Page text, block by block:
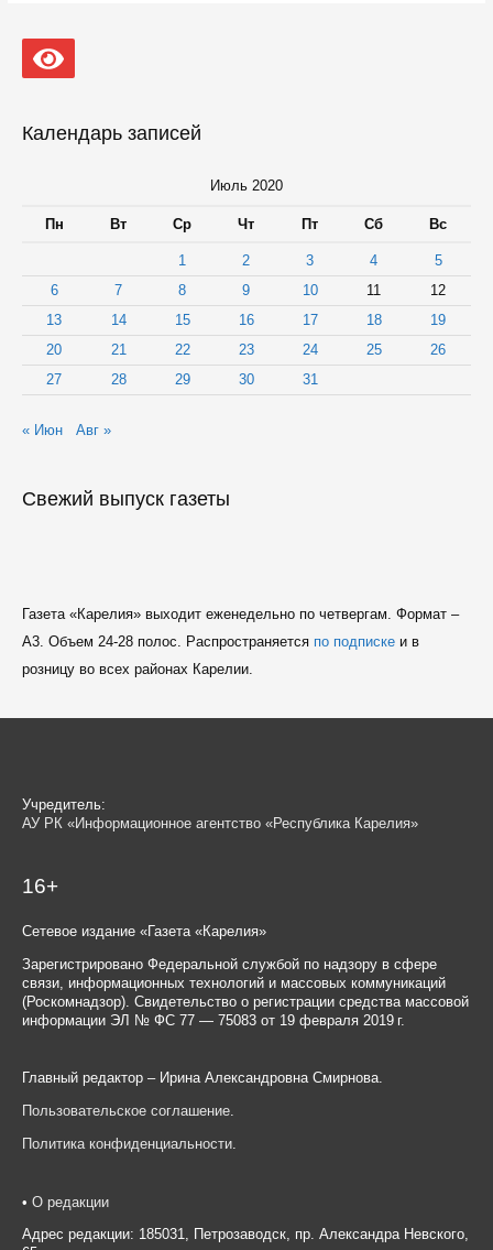
Календарь записей
Июль 2020
Пн Вт Ср Чт Пт Сб Вс
1 2 3 4
5
6
7 8 9 10 11
12
13
14 15 16 17 18
19
20
21 22 23 24 25
26
27
28 29 30 31
« Июн Авг »
Свежий выпуск газеты
Газета «Карелия» выходит еженедельно по четвергам. Формат –
A3. Объем 24-28 полос. Распространяется по подпискеи в
розницу во всех районах Карелии.
Учредитель:
АУ РК «Информационное агентство «Республика Карелия»
16+
Сетевое издание «Газета «Карелия»
Зарегистрировано Федеральной службой по надзору в сфере
связи, информационных технологий и массовых коммуникаций
(Роскомнадзор). Свидетельство о регистрации средства массовой
информации ЭЛ № ФС 77 — 75083 от 19 февраля 2019 г.
Главный редактор – Ирина Александровна Смирнова.
Пользовательское соглашение.
Политика конфиденциальности
• О редакции
Адрес редакции: 185031, Петрозаводск, пр. Александра Невского,